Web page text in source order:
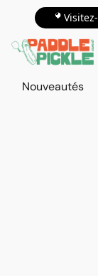
Nouveautés